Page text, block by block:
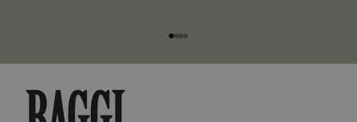
Gå til element 1
Gå til element 2
Gå til element 3
Gå til element 4